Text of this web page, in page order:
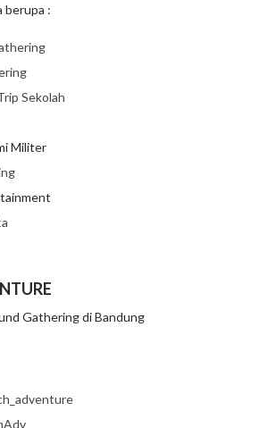
berupa :
Sekolah
Militer
Gathering di Bandung